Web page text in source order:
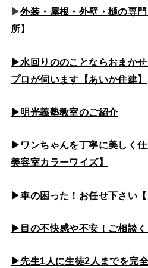
▶外装・屋根・外壁・樋の専
所】
▶水回りののことならおまか
プロが伺います【あいか住建】
▶明光義塾教室のご紹介
▶ワンちゃんを丁寧に美しく
美容室カラーワイズ】
▶車の困った！お任せ下さい【
▶目の不快感や不安！ご相談く
▶先生1人に生徒2人までを完